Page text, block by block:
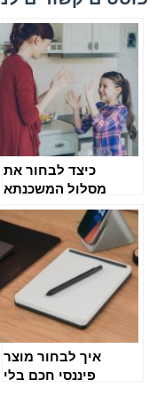
כיצד לבחור את
מסלול המשכנתא
המשתלם ביותר
בשנת 2025
איך לבחור מוצר
פיננסי חכם בלי